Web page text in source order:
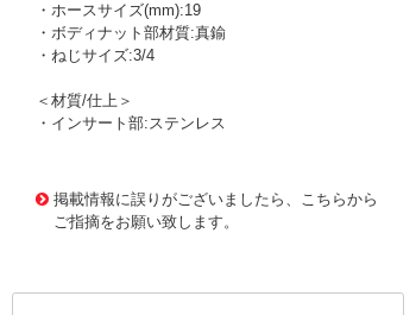
・ホースサイズ(mm):19
・ボディナット部材質:真鍮
・ねじサイズ:3/4
＜材質/仕上＞
・インサート部:ステンレス
掲載情報に誤りがございましたら、こちらから
ご指摘をお願い致します。